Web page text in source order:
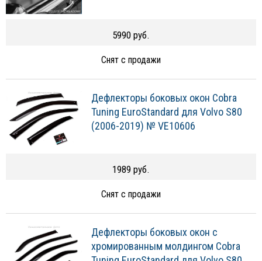
5990 руб.
Снят с продажи
Дефлекторы боковых окон Cobra
Tuning EuroStandard для Volvo S80
(2006-2019) № VE10606
1989 руб.
Снят с продажи
Дефлекторы боковых окон с
хромированным молдингом Cobra